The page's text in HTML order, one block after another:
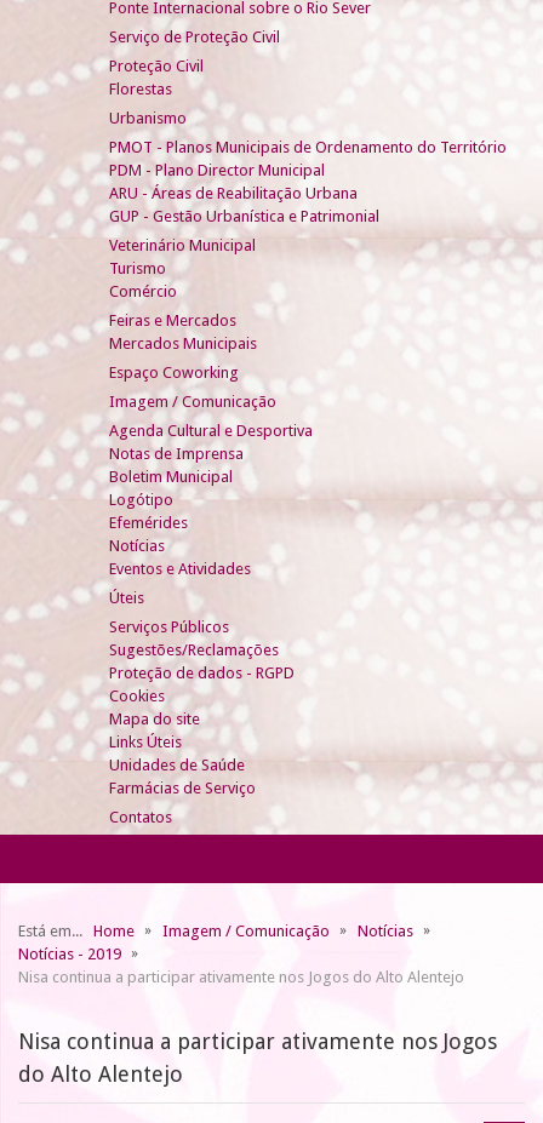
Ponte Internacional sobre o Rio Sever
Serviço de Proteção Civil
Proteção Civil
Florestas
Urbanismo
PMOT - Planos Municipais de Ordenamento do Território
PDM - Plano Director Municipal
ARU - Áreas de Reabilitação Urbana
GUP - Gestão Urbanística e Patrimonial
Veterinário Municipal
Turismo
Comércio
Feiras e Mercados
Mercados Municipais
Espaço Coworking
Imagem / Comunicação
Agenda Cultural e Desportiva
Notas de Imprensa
Boletim Municipal
Logótipo
Efemérides
Notícias
Eventos e Atividades
Úteis
Serviços Públicos
Sugestões/Reclamações
Proteção de dados - RGPD
Cookies
Mapa do site
Links Úteis
Unidades de Saúde
Farmácias de Serviço
Contatos
Está em... Home Imagem / Comunicação
Notícias
Notícias - 2019
Nisa continua a participar ativamente nos Jogos do Alto Alentejo
Nisa continua a participar ativamente nos Jogos
do Alto Alentejo